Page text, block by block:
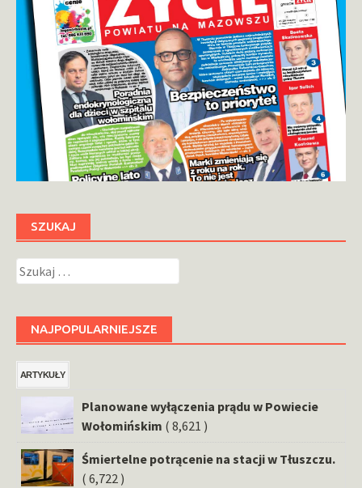
SZUKAJ
Szukaj:
NAJPOPULARNIEJSZE
ARTYKUŁY
Planowane wyłączenia prądu w Powiecie
Wołomińskim ( 8,621 )
Śmiertelne potrącenie na stacji w Tłuszczu.
( 6,722 )